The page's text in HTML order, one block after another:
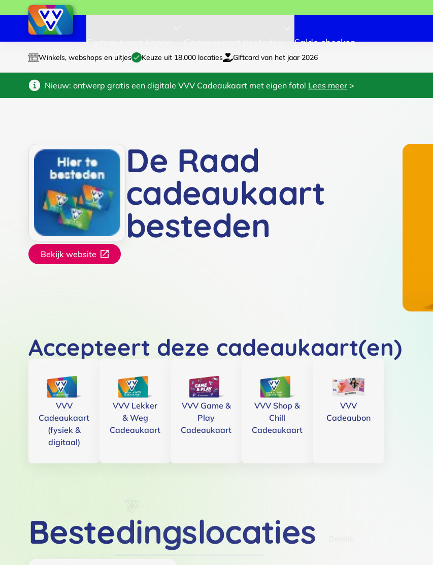
Toestemming
Saldo checken
Winkels, webshops en uitjes Keuze uit 18.000 locaties Giftcard van het jaar 2026
Nieuw: ontwerp gratis een digitale VVV Cadeaukaart met eigen foto! Lees meer >
De Raad
cadeaukaart
besteden
Bekijk website
Accepteert deze cadeaukaart(en)
VVV
Cadeaukaart
(fysiek &
digitaal)
VVV Lekker
& Weg
Cadeaukaart
VVV Game &
Play
Cadeaukaart
VVV Shop &
Chill
Cadeaukaart
VVV
Cadeaubon
Bestedingslocaties